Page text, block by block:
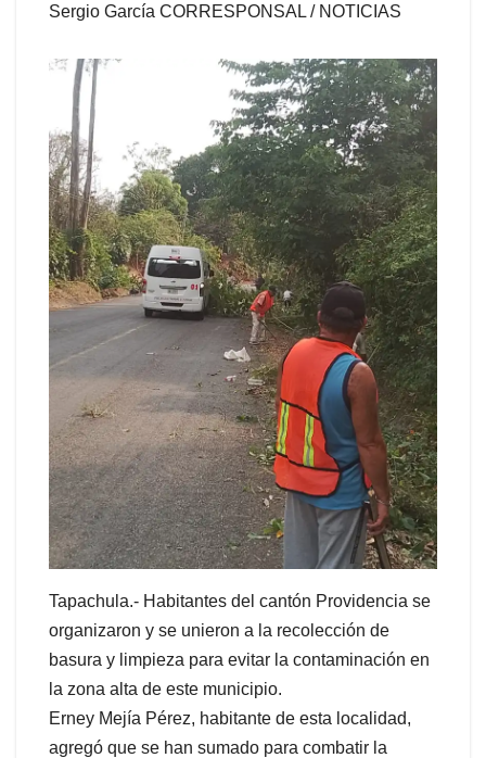
Sergio García CORRESPONSAL / NOTICIAS
Tapachula.- Habitantes del cantón Providencia se
organizaron y se unieron a la recolección de
basura y limpieza para evitar la contaminación en
la zona alta de este municipio.
Erney Mejía Pérez, habitante de esta localidad,
agregó que se han sumado para combatir la